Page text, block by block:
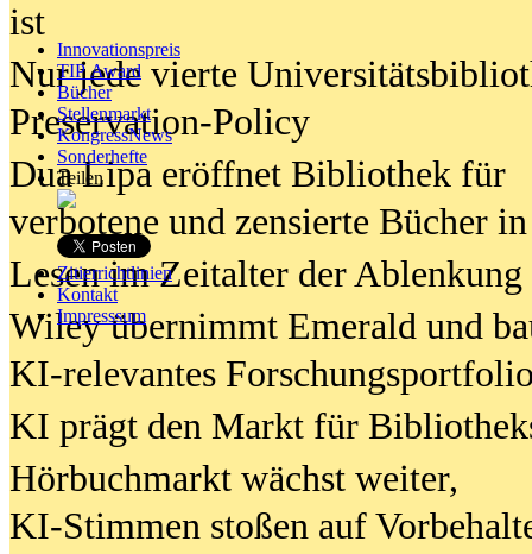
Innovationspreis
TIP Award
Bücher
Stellenmarkt
KongressNews
Sonderhefte
Teilen
Zitierrichtlinien
Kontakt
Impresssum
ist
Nur jede vierte
Preservation-Policy
Dua Lipa eröffnet Bibliothek für
verbotene und zensierte Bücher
Lesen im Zeitalter der Ablenkung
Wiley übernimmt Emerald und
KI-relevantes
KI prägt den Markt für
Hörbuchmarkt wächst weiter,
KI-Stimmen stoßen auf